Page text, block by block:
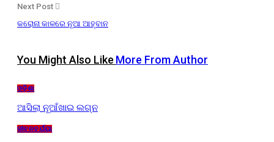
Next Post
କରୋନା କାଳରେ ନୂଆ ଆହ୍ବାନ
You Might Also Like More From Author
ଓଡ଼ିଶା
ଆସିଲା ନୂଆଁଖାଇ ଲଗ୍ନ
ଜୀବନଚର୍ଯ୍ୟା